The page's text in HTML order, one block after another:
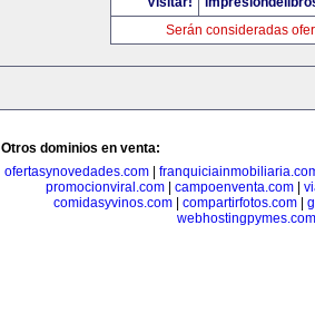
Serán consideradas
Otros dominios en venta:
ofertasynovedades.com|
promocionviral.com
campoenventa.com
comidasyvinos.com| compartirfotos.com|
webhostingpymes.com